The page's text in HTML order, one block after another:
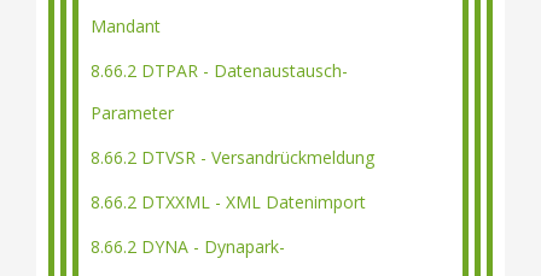
Mandant
8.66.2 DTPAR - Datenaustausch-
Parameter
8.66.2 DTVSR - Versandrückmeldung
8.66.2 DTXXML - XML Datenimport
8.66.2 DYNA - Dynapark-